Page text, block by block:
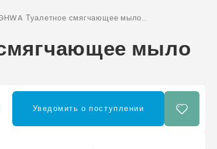
Туалетное смягчающее мыло
смягчающее мыло
Уведомить о поступлении